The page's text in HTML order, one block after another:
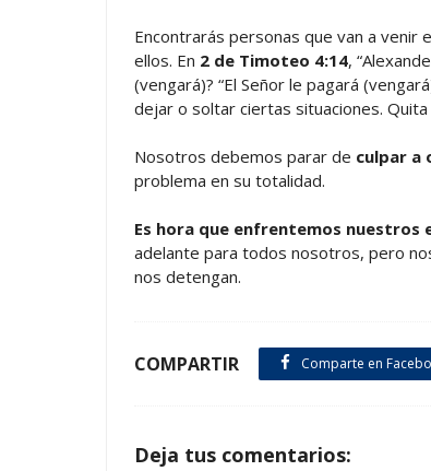
Encontrarás personas que van a
ellos. En 2 de Timoteo 4:14,
(vengará)? “El Señor le pagará
dejar o soltar ciertas situaciones. Quita
Nosotros debemos parar de culpar a
problema en su totalidad.
Es hora que enfrentemos
adelante para todos nosotros, pero
nos detengan.
COMPARTIR Comparte en
Deja tus comentarios: